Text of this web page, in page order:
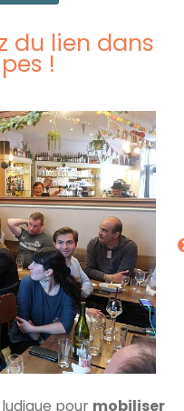
du lien dans
!
pour mobiliser